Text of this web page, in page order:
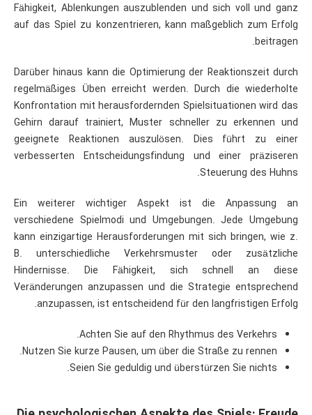
Fähigkeit, Ablenkungen auszublenden und sich voll und ganz
auf das Spiel zu konzentrieren, kann maßgeblich zum Erfolg
beitragen.
Darüber hinaus kann die Optimierung der Reaktionszeit durch
regelmäßiges Üben erreicht werden. Durch die wiederholte
Konfrontation mit herausfordernden Spielsituationen wird das
Gehirn darauf trainiert, Muster schneller zu erkennen und
geeignete Reaktionen auszulösen. Dies führt zu einer
verbesserten Entscheidungsfindung und einer präziseren
Steuerung des Huhns.
Ein weiterer wichtiger Aspekt ist die Anpassung an
verschiedene Spielmodi und Umgebungen. Jede Umgebung
kann einzigartige Herausforderungen mit sich bringen, wie z.
B. unterschiedliche Verkehrsmuster oder zusätzliche
Hindernisse. Die Fähigkeit, sich schnell an diese
Veränderungen anzupassen und die Strategie entsprechend
anzupassen, ist entscheidend für den langfristigen Erfolg.
Achten Sie auf den Rhythmus des Verkehrs.
Nutzen Sie kurze Pausen, um über die Straße zu rennen.
Seien Sie geduldig und überstürzen Sie nichts.